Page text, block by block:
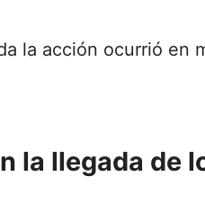
la acción ocurrió en
la llegada de